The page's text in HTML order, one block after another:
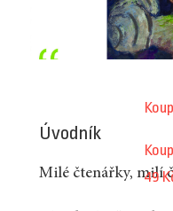
49
Úvodník
Milé čtenářky, milí